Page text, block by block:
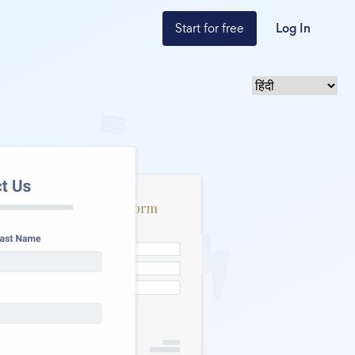
Start for free Log In